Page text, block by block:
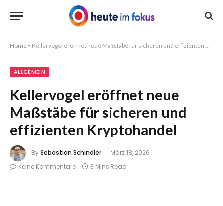
Home » Kellervogel eröffnet neue Maßstäbe für sicheren und effizienten Kryptohandel
ALLGEMEIN
Kellervogel eröffnet neue
Maßstäbe für sicheren und
effizienten Kryptohandel
BySebastian Schindler
März 18, 2026
Keine Kommentare
3 Mins Read